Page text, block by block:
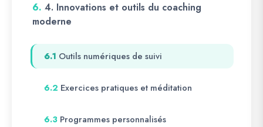
6. 4. Innovations et outils du coaching
moderne
6.1 Outils numériques de suivi
6.2 Exercices pratiques et méditation
6.3 Programmes personnalisés